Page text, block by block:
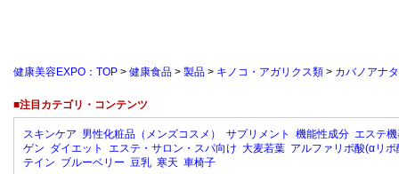
健康美容EXPO：TOP > 健康食品 > 製品 > キノコ・アガリクス類 > カバノアナ
■注目カテゴリ・コンテンツ
スキンケア 男性化粧品（メンズコスメ） サプリメント 機能性成分 エステ
ゲン ダイエット エステ・サロン・スパ向け 大麦若葉 アルファリポ酸(αリポ
テイン ブルーベリー 豆乳 寒天 車椅子